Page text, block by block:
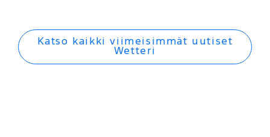
Katso kaikki viimeisimmät uutiset
Wetteri